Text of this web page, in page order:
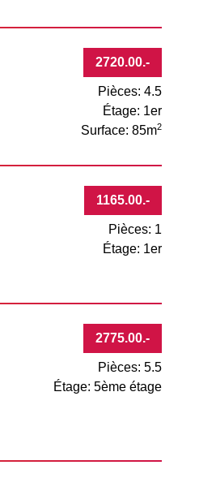
2720.00.-
Pièces: 4.5
Étage: 1er
Surface: 85m2
1165.00.-
Pièces: 1
Étage: 1er
2775.00.-
Pièces: 5.5
Étage: 5ème étage